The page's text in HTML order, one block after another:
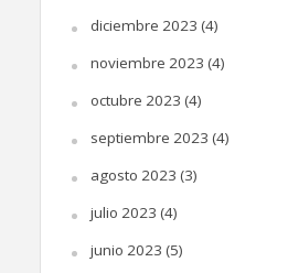
diciembre 2023 (4)
noviembre 2023 (4)
octubre 2023 (4)
septiembre 2023 (4)
agosto 2023 (3)
julio 2023 (4)
junio 2023 (5)